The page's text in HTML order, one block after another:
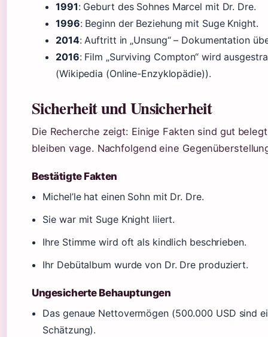
1991: Geburt des Sohnes Marcel mit Dr. Dre.
1996: Beginn der Beziehung mit Suge Knight.
2014: Auftritt in „Unsung“ – Dokumentation
2016: Film „Surviving Compton“ wird
(Wikipedia (Online-Enzyklopädie)).
Sicherheit und Unsicherheit
Die Recherche zeigt: Einige Fakten sind gut
bleiben vage. Nachfolgend eine
Bestätigte Fakten
Michel’le hat einen Sohn mit Dr. Dre.
Sie war mit Suge Knight liiert.
Ihre Stimme wird oft als kindlich beschrieben.
Ihr Debütalbum wurde von Dr. Dre produziert.
Ungesicherte Behauptungen
Das genaue Nettovermögen (500.000 USD sind
Schätzung).